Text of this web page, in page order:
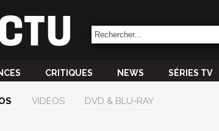
CRITIQUES NEWS SÉRIES TV
VIDÉOS DVD & BLU-RAY